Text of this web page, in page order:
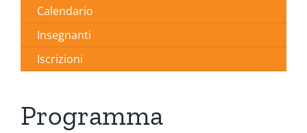
Calendario
Insegnanti
Iscrizioni
Programma